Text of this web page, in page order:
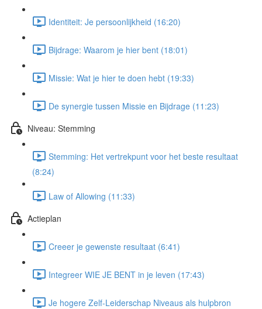
Identiteit: Je persoonlijkheid (16:20)
Bijdrage: Waarom je hier bent (18:01)
Missie: Wat je hier te doen hebt (19:33)
De synergie tussen Missie en Bijdrage (11:23)
Niveau: Stemming
Stemming: Het vertrekpunt voor het beste resultaat
(8:24)
Law of Allowing (11:33)
Actieplan
Creeer je gewenste resultaat (6:41)
Integreer WIE JE BENT in je leven (17:43)
Je hogere Zelf-Leiderschap Niveaus als hulpbron